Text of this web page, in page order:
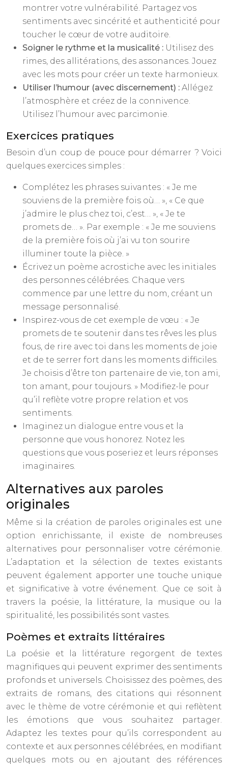
montrer votre vulnérabilité. Partagez vos
sentiments avec sincérité et authenticité pour
toucher le cœur de votre auditoire.
Soigner le rythme et la musicalité : Utilisez des
rimes, des allitérations, des assonances. Jouez
avec les mots pour créer un texte harmonieux.
Utiliser l’humour (avec discernement) : Allégez
l’atmosphère et créez de la connivence.
Utilisez l’humour avec parcimonie.
Exercices pratiques
Besoin d’un coup de pouce pour démarrer ? Voici
quelques exercices simples :
Complétez les phrases suivantes : « Je me
souviens de la première fois où… », « Ce que
j’admire le plus chez toi, c’est… », « Je te
promets de… ». Par exemple : « Je me souviens
de la première fois où j’ai vu ton sourire
illuminer toute la pièce. »
Écrivez un poème acrostiche avec les initiales
des personnes célébrées. Chaque vers
commence par une lettre du nom, créant un
message personnalisé.
Inspirez-vous de cet exemple de vœu : « Je
promets de te soutenir dans tes rêves les plus
fous, de rire avec toi dans les moments de joie
et de te serrer fort dans les moments difficiles.
Je choisis d’être ton partenaire de vie, ton ami,
ton amant, pour toujours. » Modifiez-le pour
qu’il reflète votre propre relation et vos
sentiments.
Imaginez un dialogue entre vous et la
personne que vous honorez. Notez les
questions que vous poseriez et leurs réponses
imaginaires.
Alternatives aux paroles
originales
Même si la création de paroles originales est une
option enrichissante, il existe de nombreuses
alternatives pour personnaliser votre cérémonie.
L’adaptation et la sélection de textes existants
peuvent également apporter une touche unique
et significative à votre événement. Que ce soit à
travers la poésie, la littérature, la musique ou la
spiritualité, les possibilités sont vastes.
Poèmes et extraits littéraires
La poésie et la littérature regorgent de textes
magnifiques qui peuvent exprimer des sentiments
profonds et universels. Choisissez des poèmes, des
extraits de romans, des citations qui résonnent
avec le thème de votre cérémonie et qui reflètent
les émotions que vous souhaitez partager.
Adaptez les textes pour qu’ils correspondent au
contexte et aux personnes célébrées, en modifiant
quelques mots ou en ajoutant des références